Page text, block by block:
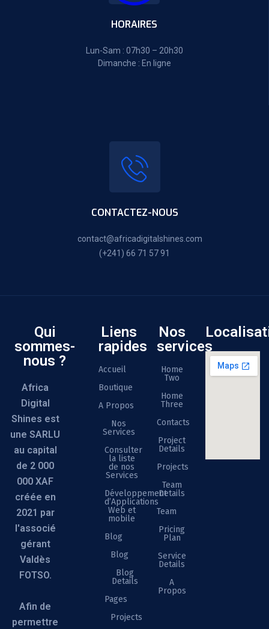
HORAIRES
Lun-Sam : 07h30 – 20h30
Dimanche : En ligne
CONTACTEZ-NOUS
contact@africadigitalshines.com
(+241) 66 71 57 91
Qui
sommes-
nous ?
Africa
Digital
Shines est
une SARLU
au capital
de 2 000
000 XAF
créée en
2021 par
l'associé
gérant
Valdès
FOTSO.
Afin de
permettre
Liens
rapides
Accueil
Boutique
A Propos
Nos
Services
Consulter
la liste
de nos
Services
Développement
d’Applications
Web et
mobile
Blog
Blog
Blog
Details
Pages
Projects
Nos
services
Home
Two
Home
Three
Contacts
Project
Details
Projects
Team
Details
Team
Pricing
Plan
Service
Details
A
Propos